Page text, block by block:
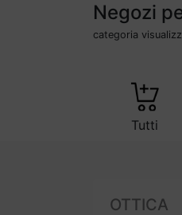
Negozi
categoria
Tutti
ottica